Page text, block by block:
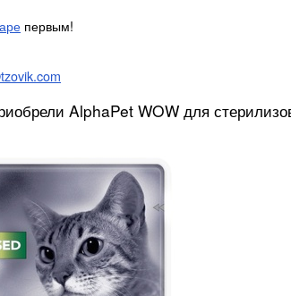
первым!
AlphaPet WOW для